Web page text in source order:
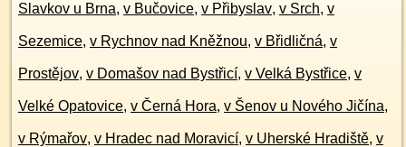
Slavkov u Brna, v Bučovice, v Přibyslav, v Srch, v
Sezemice, v Rychnov nad Kněžnou, v Břidličná, v
Prostějov, v Domašov nad Bystřicí, v Velká Bystřice, v
Velké Opatovice, v Černá Hora, v Šenov u Nového Jičína,
v Rýmařov, v Hradec nad Moravicí, v Uherské Hradiště, v